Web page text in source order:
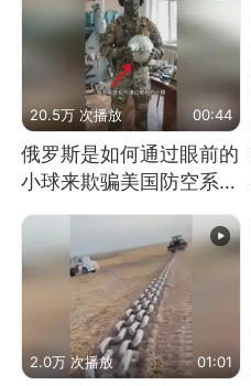
20.5万 次播放 00:44
俄罗斯是如何通过眼前的
小球来欺骗美国防空系统
的
2.0万 次播放 01:01